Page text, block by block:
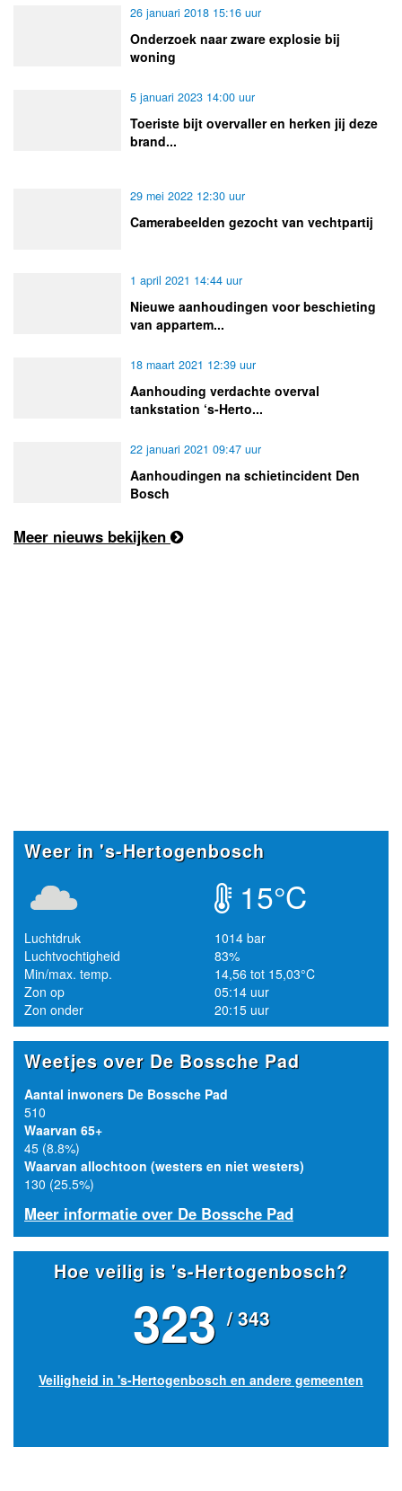
26 januari 2018 15:16 uur
Onderzoek naar zware explosie bij
woning
5 januari 2023 14:00 uur
Toeriste bijt overvaller en herken jij deze
brand...
29 mei 2022 12:30 uur
Camerabeelden gezocht van vechtpartij
1 april 2021 14:44 uur
Nieuwe aanhoudingen voor beschieting
van appartem...
18 maart 2021 12:39 uur
Aanhouding verdachte overval
tankstation ‘s-Herto...
22 januari 2021 09:47 uur
Aanhoudingen na schietincident Den
Bosch
Meer nieuws bekijken
Weer in 's-Hertogenbosch
15°C
Luchtdruk
1014 bar
Luchtvochtigheid
83%
Min/max. temp.
14,56 tot 15,03°C
Zon op
05:14 uur
Zon onder
20:15 uur
Weetjes over De Bossche Pad
Aantal inwoners De Bossche Pad
510
Waarvan 65+
45 (8.8%)
Waarvan allochtoon (westers en niet westers)
130 (25.5%)
Meer informatie over De Bossche Pad
Hoe veilig is 's-Hertogenbosch?
323 / 343
Veiligheid in 's-Hertogenbosch en andere gemeenten